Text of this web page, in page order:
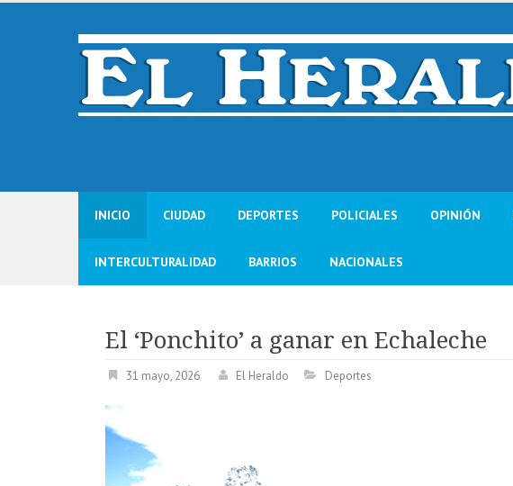
Skip
INICIO CIUDAD DEPORTES POLICIALES OPINIÓN
INTERCULTURALIDAD BARRIOS NACIONALES
El ‘Ponchito’ a ganar en Echaleche
31 mayo, 2026 El Heraldo Deportes